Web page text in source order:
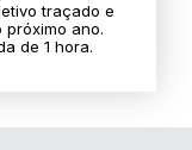
traçado e
próximo ano.
de 1 hora.